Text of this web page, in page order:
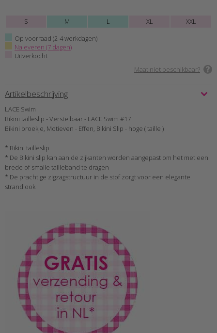
S M L XL
XXL
Op voorraad (2-4 werkdagen)
Naleveren (7 dagen)
Uitverkocht
Maat niet beschikbaar?
Artikelbeschrijving
LACE Swim
Bikini tailleslip - Verstelbaar - LACE Swim #17
Bikini broekje, Motieven - Effen, Bikini Slip - hoge ( taille )
* Bikini tailleslip
* De Bikini slip kan aan de zijkanten worden aangepast om het met een ​​
brede of smalle tailleband te dragen
* De prachtige zigzagstructuur in de stof zorgt voor een elegante
strandlook